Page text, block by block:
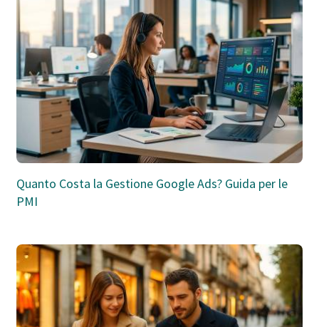
Quanto Costa la Gestione Google Ads? Guida per le
PMI